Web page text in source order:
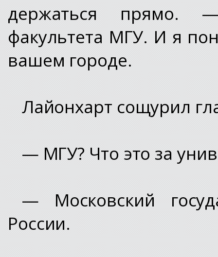
держаться прямо.
факультета МГУ. И я
вашем городе.
Лайонхарт сощурил
— МГУ? Что это за
— Московский
России.